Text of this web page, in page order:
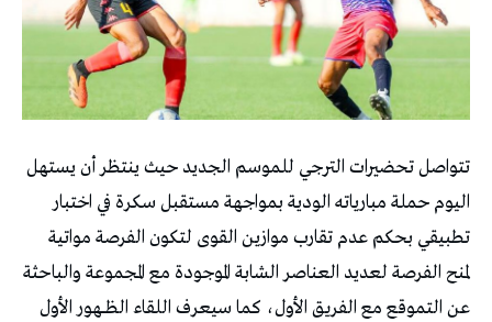
تتواصل تحضيرات الترجي للموسم الجديد حيث ينتظر أن يستهل
اليوم حملة مبارياته الودية بمواجهة مستقبل سكرة في اختبار
تطبيقي بحكم عدم تقارب موازين القوى لتكون الفرصة مواتية
لمنح الفرصة لعديد العناصر الشابة الموجودة مع المجموعة والباحثة
عن التموقع مع الفريق الأول، كما سيعرف اللقاء الظـــهور الأول